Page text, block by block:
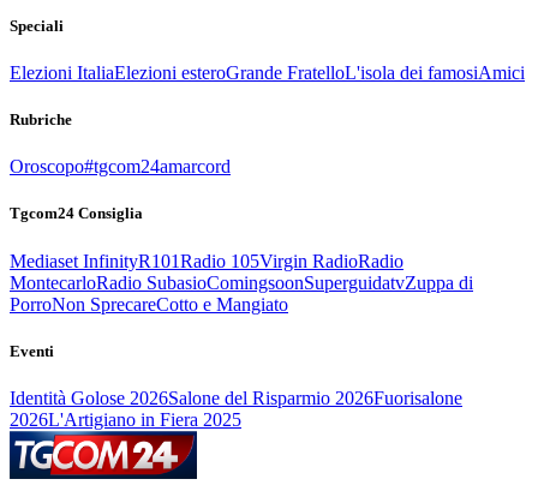
Speciali
Elezioni ItaliaElezioni esteroGrande FratelloL'isola dei famosiAmici
Rubriche
Oroscopo#tgcom24amarcord
Tgcom24 Consiglia
Mediaset InfinityR101Radio 105Virgin RadioRadio
MontecarloRadio SubasioComingsoonSuperguidatvZuppa di
PorroNon SprecareCotto e Mangiato
Eventi
Identità Golose 2026Salone del Risparmio 2026Fuorisalone
2026L'Artigiano in Fiera 2025